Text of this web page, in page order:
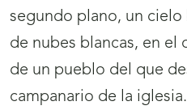
segundo plano, un
de nubes blancas, en el
de un pueblo del que
campanario de la iglesia.